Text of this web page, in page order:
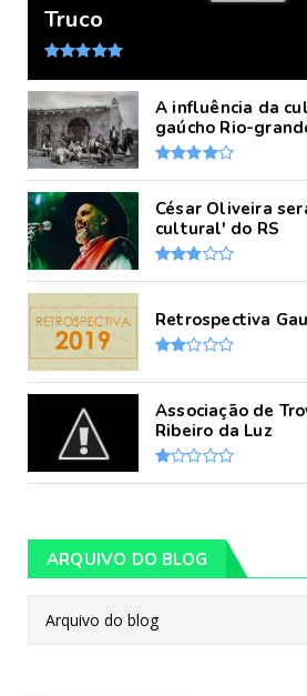
Truco
A influência da
gaúcho Rio-
César Oliveira
cultural' do RS
Retrospectiva
Associação de
Ribeiro da Luz
ARQUIVO DO BLOG